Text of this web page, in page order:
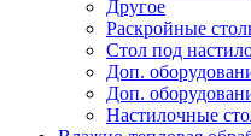
Другое
Раскройные
Стол под
Доп.
Доп.
Настилочные